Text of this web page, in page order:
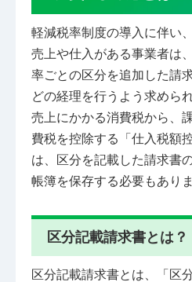
軽減税率制度の導入に伴い
売上や仕入がある事業者は
率ごとの区分を追加した請
どの経理を行うよう求めら
売上にかかる消費税から、
費税を控除する「仕入税額
は、区分を記載した請求書
帳簿を保存する必要もありま
区分記載請求書とは？
区分記載請求書とは、「区